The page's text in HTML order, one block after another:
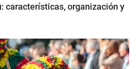
características, organización y